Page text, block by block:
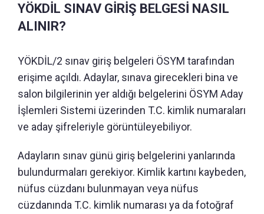
YÖKDİL SINAV GİRİŞ BELGESİ NASIL
ALINIR?
YÖKDİL/2 sınav giriş belgeleri ÖSYM tarafından
erişime açıldı. Adaylar, sınava girecekleri bina ve
salon bilgilerinin yer aldığı belgelerini ÖSYM Aday
İşlemleri Sistemi üzerinden T.C. kimlik numaraları
ve aday şifreleriyle görüntüleyebiliyor.
Adayların sınav günü giriş belgelerini yanlarında
bulundurmaları gerekiyor. Kimlik kartını kaybeden,
nüfus cüzdanı bulunmayan veya nüfus
cüzdanında T.C. kimlik numarası ya da fotoğraf